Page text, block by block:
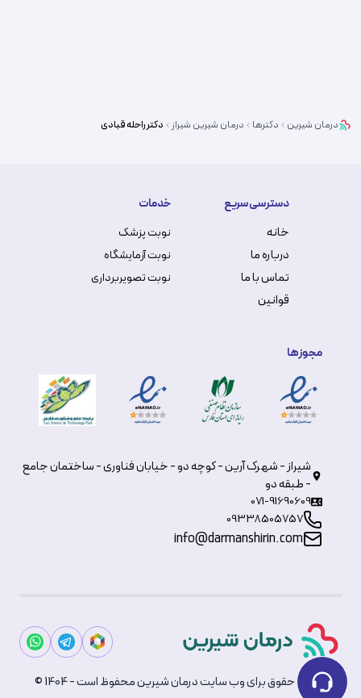
درمان شیرین دکترها درمان شیرین شیراز دکترراحله قبادی
دسترسی سریع
خانه
درباره ما
تماس با ما
قوانین
خدمات
نوبت پزشک
نوبت آزمایشگاه
نوبت تصویربرداری
مجوزها
شیراز - شهرک آرین - کوچه دو - خیابان فناوری - ساختمان جامع
- طبقه دو
071-91690609
09338505757
info@darmanshirin.com
© تمامی حقوق برای وب سایت درمان شیرین محفوظ است - 1404